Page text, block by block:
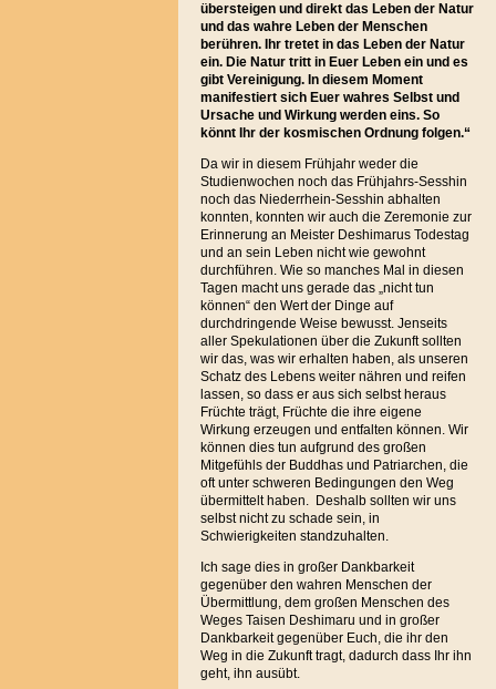
übersteigen und direkt das Leben der Natur
und das wahre Leben der Menschen
berühren. Ihr tretet in das Leben der Natur
ein. Die Natur tritt in Euer Leben ein und es
gibt Vereinigung. In diesem Moment
manifestiert sich Euer wahres Selbst und
Ursache und Wirkung werden eins. So
könnt Ihr der kosmischen Ordnung folgen.“
Da wir in diesem Frühjahr weder die
Studienwochen noch das Frühjahrs-Sesshin
noch das Niederrhein-Sesshin abhalten
konnten, konnten wir auch die Zeremonie zur
Erinnerung an Meister Deshimarus Todestag
und an sein Leben nicht wie gewohnt
durchführen. Wie so manches Mal in diesen
Tagen macht uns gerade das „nicht tun
können“ den Wert der Dinge auf
durchdringende Weise bewusst. Jenseits
aller Spekulationen über die Zukunft sollten
wir das, was wir erhalten haben, als unseren
Schatz des Lebens weiter nähren und reifen
lassen, so dass er aus sich selbst heraus
Früchte trägt, Früchte die ihre eigene
Wirkung erzeugen und entfalten können. Wir
können dies tun aufgrund des großen
Mitgefühls der Buddhas und Patriarchen, die
oft unter schweren Bedingungen den Weg
übermittelt haben. Deshalb sollten wir uns
selbst nicht zu schade sein, in
Schwierigkeiten standzuhalten.
Ich sage dies in großer Dankbarkeit
gegenüber den wahren Menschen der
Übermittlung, dem großen Menschen des
Weges Taisen Deshimaru und in großer
Dankbarkeit gegenüber Euch, die ihr den
Weg in die Zukunft tragt, dadurch dass Ihr ihn
geht, ihn ausübt.